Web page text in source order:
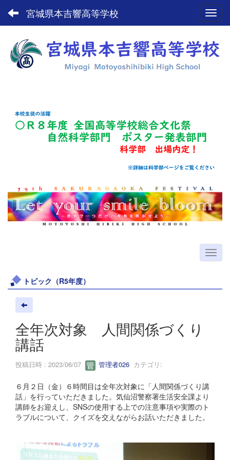
宮城県本吉響高等学校
トピック（R5年度）
全年次対象 人間関係づくり
講話
投稿日時 : 2023/06/07 管理者026 カテゴリ:
６月２日（金）６時間目は全年次対象に「人間関係づくり講
話」を行っていただきました。気仙沼警察署生活安全課より
講師をお迎えし、SNSの使用する上での注意事項や実際のト
ラブルについて、クイズを交えながらお話いただきました。